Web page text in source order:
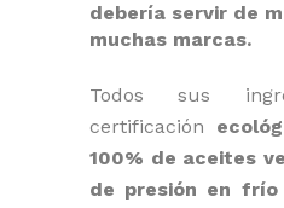
debería servir de
muchas marcas.
Todos sus
certificación
100% de aceites
de presión en frío